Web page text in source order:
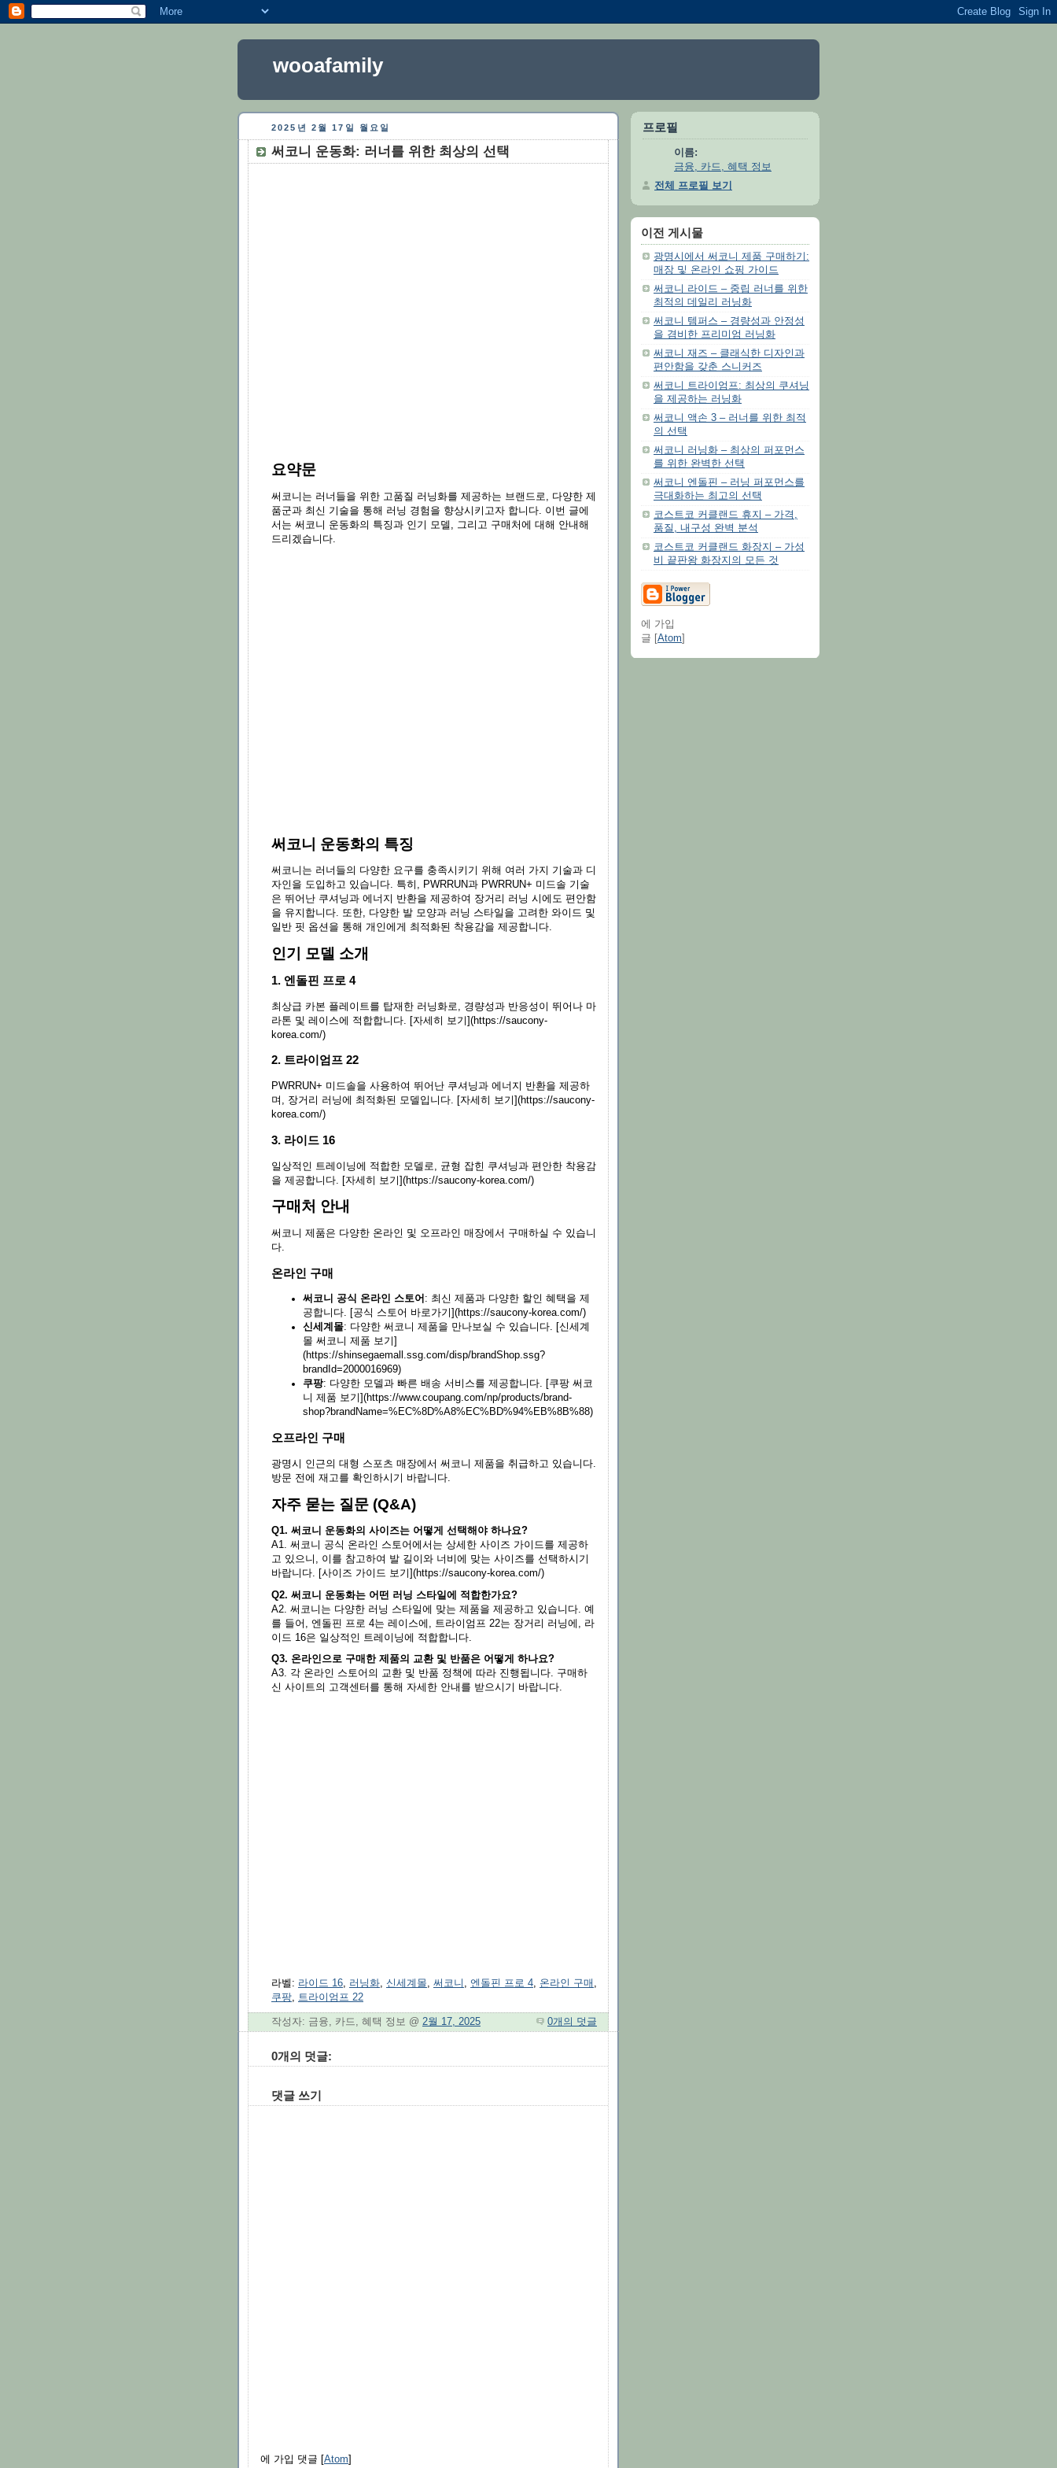
wooafamily
2025년 2월 17일 월요일
써코니 운동화: 러너를 위한 최상의 선택
요약문
써코니는 러너들을 위한 고품질 러닝화를 제공하는 브랜드로, 다양한 제
품군과 최신 기술을 통해 러닝 경험을 향상시키고자 합니다. 이번 글에
서는 써코니 운동화의 특징과 인기 모델, 그리고 구매처에 대해 안내해
드리겠습니다.
써코니 운동화의 특징
써코니는 러너들의 다양한 요구를 충족시키기 위해 여러 가지 기술과 디
자인을 도입하고 있습니다. 특히, PWRRUN과 PWRRUN+ 미드솔 기술
은 뛰어난 쿠셔닝과 에너지 반환을 제공하여 장거리 러닝 시에도 편안함
을 유지합니다. 또한, 다양한 발 모양과 러닝 스타일을 고려한 와이드 및
일반 핏 옵션을 통해 개인에게 최적화된 착용감을 제공합니다.
인기 모델 소개
1. 엔돌핀 프로 4
최상급 카본 플레이트를 탑재한 러닝화로, 경량성과 반응성이 뛰어나 마
라톤 및 레이스에 적합합니다. [자세히 보기](https://saucony-
korea.com/)
2. 트라이엄프 22
PWRRUN+ 미드솔을 사용하여 뛰어난 쿠셔닝과 에너지 반환을 제공하
며, 장거리 러닝에 최적화된 모델입니다. [자세히 보기](https://saucony-
korea.com/)
3. 라이드 16
일상적인 트레이닝에 적합한 모델로, 균형 잡힌 쿠셔닝과 편안한 착용감
을 제공합니다. [자세히 보기](https://saucony-korea.com/)
구매처 안내
써코니 제품은 다양한 온라인 및 오프라인 매장에서 구매하실 수 있습니
다.
온라인 구매
써코니 공식 온라인 스토어 : 최신 제품과 다양한 할인 혜택을 제
공합니다. [공식 스토어 바로가기](https://saucony-korea.com/)
신세계몰: 다양한 써코니 제품을 만나보실 수 있습니다. [신세계
몰 써코니 제품 보기]
(https://shinsegaemall.ssg.com/disp/brandShop.ssg?
brandId=2000016969)
쿠팡: 다양한 모델과 빠른 배송 서비스를 제공합니다. [쿠팡 써코
니 제품 보기](https://www.coupang.com/np/products/brand-
shop?brandName=%EC%8D%A8%EC%BD%94%EB%8B%88)
오프라인 구매
광명시 인근의 대형 스포츠 매장에서 써코니 제품을 취급하고 있습니다.
방문 전에 재고를 확인하시기 바랍니다.
자주 묻는 질문 (Q&A)
Q1. 써코니 운동화의 사이즈는 어떻게 선택해야 하나요?
A1. 써코니 공식 온라인 스토어에서는 상세한 사이즈 가이드를 제공하
고 있으니, 이를 참고하여 발 길이와 너비에 맞는 사이즈를 선택하시기
바랍니다. [사이즈 가이드 보기](https://saucony-korea.com/)
Q2. 써코니 운동화는 어떤 러닝 스타일에 적합한가요?
A2. 써코니는 다양한 러닝 스타일에 맞는 제품을 제공하고 있습니다. 예
를 들어, 엔돌핀 프로 4는 레이스에, 트라이엄프 22는 장거리 러닝에, 라
이드 16은 일상적인 트레이닝에 적합합니다.
Q3. 온라인으로 구매한 제품의 교환 및 반품은 어떻게 하나요?
A3. 각 온라인 스토어의 교환 및 반품 정책에 따라 진행됩니다. 구매하
신 사이트의 고객센터를 통해 자세한 안내를 받으시기 바랍니다.
라벨: 라이드 16, 러닝화, 신세계몰, 써코니 , 엔돌핀 프로 4, 온라인 구매 ,
쿠팡, 트라이엄프 22
작성자: 금융, 카드, 혜택 정보 @ 2월 17, 2025 0개의 덧글
0개의 덧글:
댓글 쓰기
에 가입 댓글 [ Atom
프로필
이름:
금융, 카드, 혜택 정보
전체 프로필 보기
이전 게시물
광명시에서 써코니 제품 구매하기:
매장 및 온라인 쇼핑 가이드
써코니 라이드 – 중립 러너를 위한
최적의 데일리 러닝화
써코니 템퍼스 – 경량성과 안정성
을 겸비한 프리미엄 러닝화
써코니 재즈 – 클래식한 디자인과
편안함을 갖춘 스니커즈
써코니 트라이엄프: 최상의 쿠셔닝
을 제공하는 러닝화
써코니 액손 3 – 러너를 위한 최적
의 선택
써코니 러닝화 – 최상의 퍼포먼스
를 위한 완벽한 선택
써코니 엔돌핀 – 러닝 퍼포먼스를
극대화하는 최고의 선택
코스트코 커클랜드 휴지 – 가격,
품질, 내구성 완벽 분석
코스트코 커클랜드 화장지 – 가성
비 끝판왕 화장지의 모든 것
에 가입
글 [ Atom